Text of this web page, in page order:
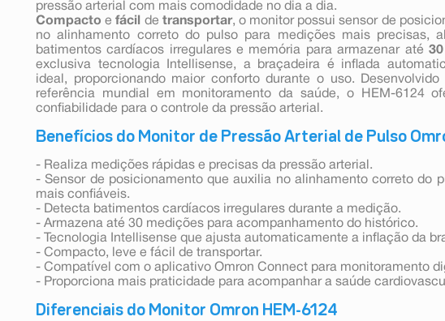
pressão arterial com mais comodidade no dia a dia.
Compacto efácil de transportar, o monitor possui sensor de
no alinhamento correto do pulso para medições mais precisas,
batimentos cardíacos irregulares e memória para armazenar até
exclusiva tecnologia Intellisense, a braçadeira é inflada
ideal, proporcionando maior conforto durante o uso.
referência mundial em monitoramento da saúde, o HEM-6124
confiabilidade para o controle da pressão arterial.
Benefícios do Monitor de Pressão Arterial de Pulso
- Realiza medições rápidas e precisas da pressão arterial.
- Sensor de posicionamento que auxilia no alinhamento correto do
mais confiáveis.
- Detecta batimentos cardíacos irregulares durante a medição.
- Armazena até 30 medições para acompanhamento do histórico.
- Tecnologia Intellisense que ajusta automaticamente a inflação da
- Compacto, leve e fácil de transportar.
- Compatível com o aplicativo Omron Connect para monitoramento
- Proporciona mais praticidade para acompanhar a saúde
Diferenciais do Monitor Omron HEM-6124